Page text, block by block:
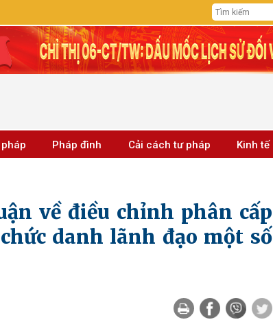
Pháp đình Cải cách tư pháp Kinh tế
về điều chỉnh phân cấp
danh lãnh đạo một số